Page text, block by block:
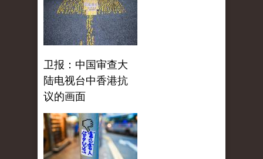
卫报：中国审查大
陆电视台中香港抗
议的画面